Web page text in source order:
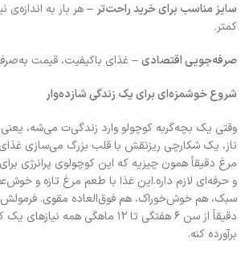
سایز مناسب برای خرید راحت‌تر – هر بار به اندازه‌ی
کمتر.
صرفه‌جویی اقتصادی– غذای باکیفیت، قیمت
شروع خوشمزه‌ای برای یک زندگی شازده‌وار
وقتی یک بچه‌گربه کوچولو وارد زندگی‌ت می‌شه،
ناز، یک شکارچی ریزنقش با قلب بزرگ می‌سازی
مرغ دقیقاً همون چیزیه که این کوچولوی پرانرژی
و حرفه‌ای لازم داره.این غذا با طعم مرغ تازه و
سبک، هم خوش‌خوراک، هم فوق‌العاده مقوی.
دقیقاً از سن ۶ هفتگی تا ۱۲ ماهگی همه
برآورده کنه.